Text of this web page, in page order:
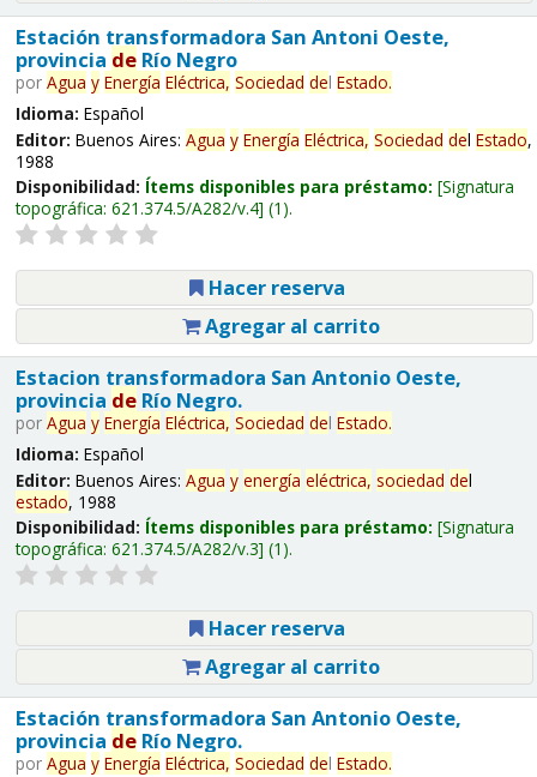
Estación transformadora San Antoni Oeste,
provincia deRío Negro
por Agua y Energía Eléctrica, Sociedad del Estado.
Idioma: Español
Editor: Buenos Aires: Agua y Energía Eléctrica, Sociedad del Estado,
1988
Disponibilidad: Ítems disponibles para préstamo: Signatura
topográfica: 621.374.5/A282/v.4 (1).
Hacer reserva
Agregar al carrito
Estacion transformadora San Antonio Oeste,
provincia deRío Negro.
por Agua y Energía Eléctrica, Sociedad del Estado.
Idioma: Español
Editor: Buenos Aires: Agua y energía eléctrica, sociedad del
estado, 1988
Disponibilidad: Ítems disponibles para préstamo: Signatura
topográfica: 621.374.5/A282/v.3 (1).
Hacer reserva
Agregar al carrito
Estación transformadora San Antonio Oeste,
provincia deRío Negro.
por Agua y Energía Eléctrica, Sociedad del Estado.